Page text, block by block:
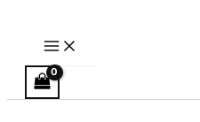
springen
1000